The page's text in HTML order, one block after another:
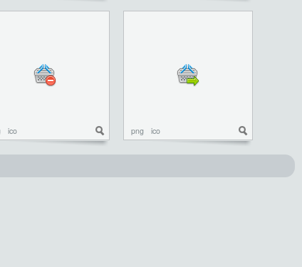
ico png ico